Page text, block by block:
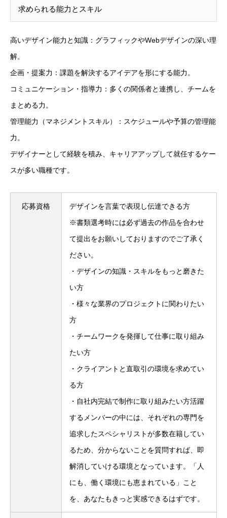
求められる能力とスキル
高いデザイン能力と知識：グラフィックやWebデザインの深い理
解。
企画・提案力：課題を解決するアイデアを形にする能力。
コミュニケーション・指導力：多くの関係者と連携し、チームを
まとめる力。
管理能力（マネジメントスキル）：スケジュールや予算の管理能
力。
デザイナーとして経験を積み、キャリアアップして就任するケー
スが多い職種です。
応募資格
デザインを言葉で表現し伝達できる方
※書類選考時には必ず過去の作品を合わせ
て提出をお願いしておりますのでご了承く
ださい。
・デザインの知識・スキルをもっと磨きた
い方
・様々な業界のプロジェクトに関わりたい
方
・チームワークを発揮して仕事に取り組み
たい方
・クライアントと直取引の環境を求めてい
る方
・自社内完結で制作に取り組みたい方活躍
するメンバーの中には、それぞれの専門を
追求したスペシャリストが多数在籍してい
るため、分からないことを質問すれば、即
解消していける環境となっています。「人
にも、働く環境にも恵まれている」こと
を、あなたもきっと実感できるはずです。